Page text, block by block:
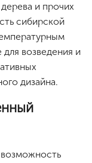
и прочих
сибирской
для возведения и
дизайна.